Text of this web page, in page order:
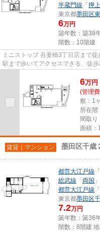
半蔵門線 「 押上
東京都墨田区
6万円
築年数：築38
階数：10階建
ミニストップ 吾妻橋3丁目店まで
駅まで歩いてアクセスできる、徒
6万円
(管理
敷：1
所在階
間取り
面積：
賃貸｜マンション 墨田区千歳
都営大江戸線 「
総武線 「 両国
都営大江戸線 「
東京都墨田区
7.2万円
築年数：築36
階数：8階建